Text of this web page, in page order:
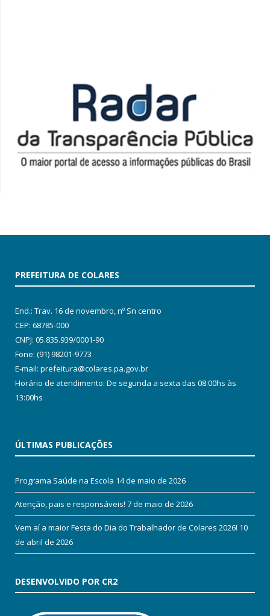
PREFEITURA DE COLARES
End.: Trav. 16 de novembro, nº Sn centro
CEP: 68785-000
CNPJ: 05.835.939/0001-90
Fone: (91) 98201-9773
E-mail: prefeitura@colares.pa.gov.br
Horário de atendimento: De segunda a sexta das 08:00hs às
13:00hs
ÚLTIMAS PUBLICAÇÕES
Programa Saúde na Escola 14 de maio de 2026
Atenção, pais e responsáveis! 7 de maio de 2026
Vem aí a maior Festa do Dia do Trabalhador de Colares 2026! 10
de abril de 2026
DESENVOLVIDO POR CR2